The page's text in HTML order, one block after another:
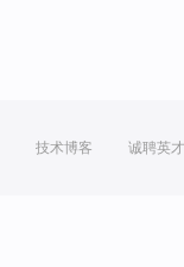
技术博客 诚聘英才